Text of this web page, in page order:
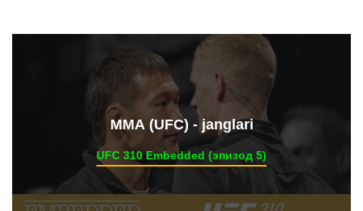
ММА (UFC) - janglari
UFC 310 Embedded (эпизод 5)